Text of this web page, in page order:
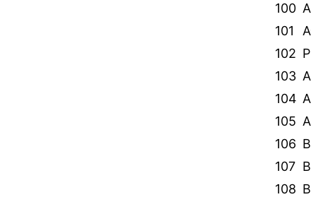
100
101
102
103
104
105
106
107
108